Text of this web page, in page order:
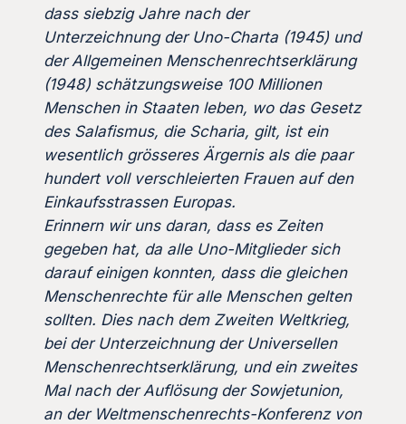
dass siebzig Jahre nach der
Unterzeichnung der Uno-Charta (1945) und
der Allgemeinen Menschenrechtserklärung
(1948) schätzungsweise 100 Millionen
Menschen in Staaten leben, wo das Gesetz
des Salafismus, die Scharia, gilt, ist ein
wesentlich grösseres Ärgernis als die paar
hundert voll verschleierten Frauen auf den
Einkaufsstrassen Europas.
Erinnern wir uns daran, dass es Zeiten
gegeben hat, da alle Uno-Mitglieder sich
darauf einigen konnten, dass die gleichen
Menschenrechte für alle Menschen gelten
sollten. Dies nach dem Zweiten Weltkrieg,
bei der Unterzeichnung der Universellen
Menschenrechtserklärung, und ein zweites
Mal nach der Auflösung der Sowjetunion,
an der Weltmenschenrechts-Konferenz von